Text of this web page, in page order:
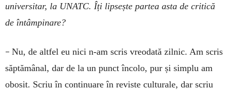
universitar, la UNATC. Îți lipsește partea asta de critică
de întâmpinare?
– Nu, de altfel eu nici n-am scris vreodată zilnic. Am scris
săptămânal, dar de la un punct încolo, pur și simplu am
obosit. Scriu în continuare în reviste culturale, dar scriu